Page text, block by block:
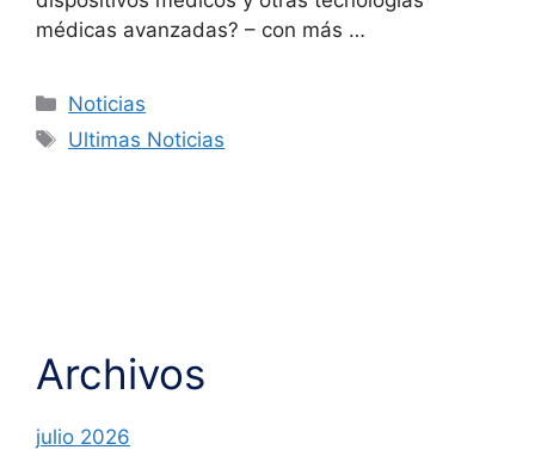
médicas avanzadas? – con más …
Noticias
Ultimas Noticias
Archivos
julio 2026